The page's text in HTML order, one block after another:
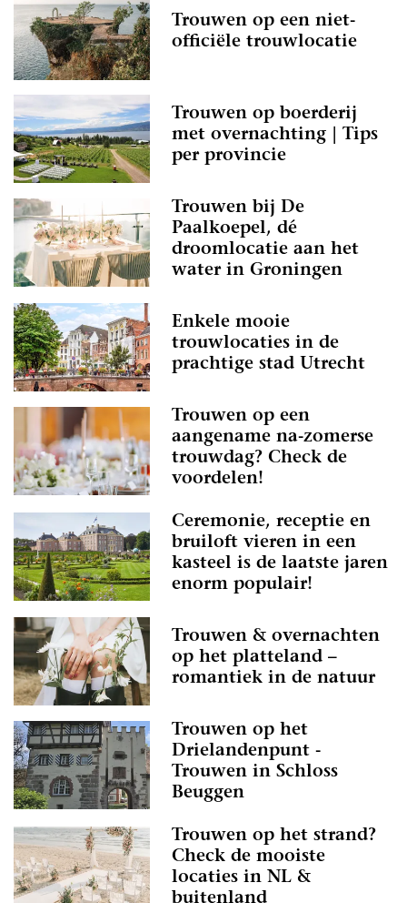
Trouwen op een niet-
officiële trouwlocatie
Trouwen op boerderij
met overnachting | Tips
per provincie
Trouwen bij De
Paalkoepel, dé
droomlocatie aan het
water in Groningen
Enkele mooie
trouwlocaties in de
prachtige stad Utrecht
Trouwen op een
aangename na-zomerse
trouwdag? Check de
voordelen!
Ceremonie, receptie en
bruiloft vieren in een
kasteel is de laatste jaren
enorm populair!
Trouwen & overnachten
op het platteland –
romantiek in de natuur
Trouwen op het
Drielandenpunt -
Trouwen in Schloss
Beuggen
Trouwen op het strand?
Check de mooiste
locaties in NL &
buitenland